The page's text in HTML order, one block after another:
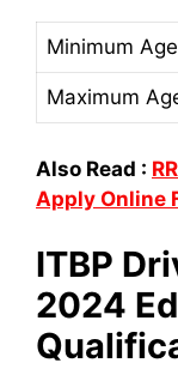
Minimum Age
Maximum
Also Read :
Apply Online
ITBP
2024